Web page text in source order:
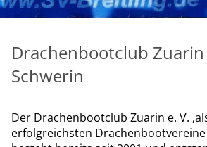
Drachenbootclub Zuarin
Schwerin
Der Drachenbootclub Zuarin e. V.
erfolgreichsten Drachenbootvereine